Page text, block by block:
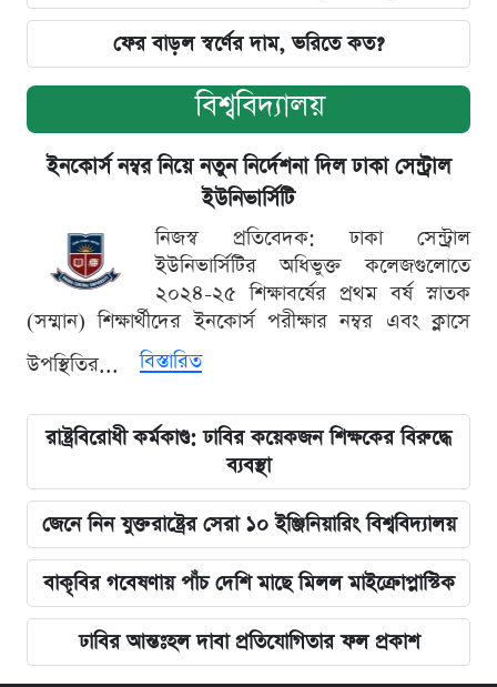
ফের বাড়ল স্বর্ণের দাম, ভরিতে কত?
বিশ্ববিদ্যালয়
ইনকোর্স নম্বর নিয়ে নতুন নির্দেশনা দিল ঢাকা সেন্ট্রাল
ইউনিভার্সিটি
নিজস্ব প্রতিবেদক: ঢাকা সেন্ট্রাল
ইউনিভার্সিটির অধিভুক্ত কলেজগুলোতে
২০২৪-২৫ শিক্ষাবর্ষের প্রথম বর্ষ স্নাতক
(সম্মান) শিক্ষার্থীদের ইনকোর্স পরীক্ষার নম্বর এবং ক্লাসে
উপস্থিতির...
বিস্তারিত
রাষ্ট্রবিরোধী কর্মকাণ্ড: ঢাবির কয়েকজন শিক্ষকের বিরুদ্ধে
ব্যবস্থা
জেনে নিন যুক্তরাষ্ট্রের সেরা ১০ ইঞ্জিনিয়ারিং বিশ্ববিদ্যালয়
বাকৃবির গবেষণায় পাঁচ দেশি মাছে মিলল মাইক্রোপ্লাস্টিক
ঢাবির আন্তঃহল দাবা প্রতিযোগিতার ফল প্রকাশ